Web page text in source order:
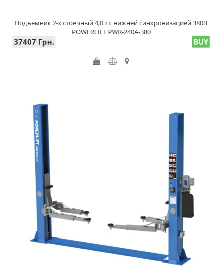
Подъемник 2-х стоечный 4,0 т с нижней синхронизацией 380В
POWERLIFT PWR-240A-380
37407 Грн. BUY